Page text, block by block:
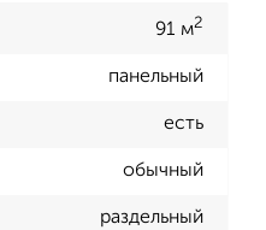
91 м2
панельный
есть
обычный
раздельный